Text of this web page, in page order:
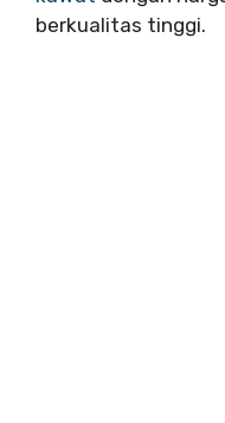
berkualitas tinggi.